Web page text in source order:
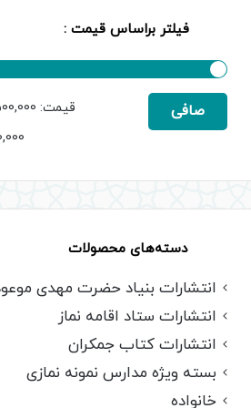
فیلتر براساس قیمت :
حداقل
حداكثرصافی قيمت: 500,000
دسته‌های محصولات
انتشارات بنیاد حضرت مهدی
انتشارات ستاد اقامه نماز
انتشارات کتاب جمکران
بسته ویژه مدارس نمونه نمازی
خانواده